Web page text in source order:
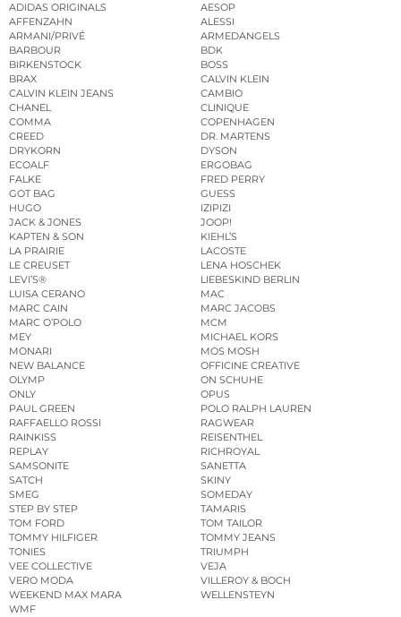
ADIDAS ORIGINALS
AESOP
AFFENZAHN
ALESSI
ARMANI/PRIVÉ
ARMEDANGELS
BARBOUR
BDK
BIRKENSTOCK
BOSS
BRAX
CALVIN KLEIN
CALVIN KLEIN JEANS
CAMBIO
CHANEL
CLINIQUE
COMMA
COPENHAGEN
CREED
DR. MARTENS
DRYKORN
DYSON
ECOALF
ERGOBAG
FALKE
FRED PERRY
GOT BAG
GUESS
HUGO
IZIPIZI
JACK & JONES
JOOP!
KAPTEN & SON
KIEHL’S
LA PRAIRIE
LACOSTE
LE CREUSET
LENA HOSCHEK
LEVI’S®
LIEBESKIND BERLIN
LUISA CERANO
MAC
MARC CAIN
MARC JACOBS
MARC O’POLO
MCM
MEY
MICHAEL KORS
MONARI
MOS MOSH
NEW BALANCE
OFFICINE CREATIVE
OLYMP
ON SCHUHE
ONLY
OPUS
PAUL GREEN
POLO RALPH LAUREN
RAFFAELLO ROSSI
RAGWEAR
RAINKISS
REISENTHEL
REPLAY
RICHROYAL
SAMSONITE
SANETTA
SATCH
SKINY
SMEG
SOMEDAY
STEP BY STEP
TAMARIS
TOM FORD
TOM TAILOR
TOMMY HILFIGER
TOMMY JEANS
TONIES
TRIUMPH
VEE COLLECTIVE
VEJA
VERO MODA
VILLEROY & BOCH
WEEKEND MAX MARA
WELLENSTEYN
WMF